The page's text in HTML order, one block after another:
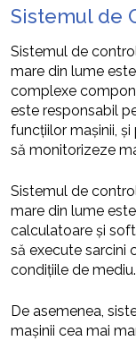
Sistemul de
Sistemul de
mare din lume
complexe
este responsabil
funcțiilor mașinii,
să monitorizeze
Sistemul de
mare din lume
calculatoare și
să execute sarcini
condițiile de mediu.
De asemenea,
mașinii cea mai